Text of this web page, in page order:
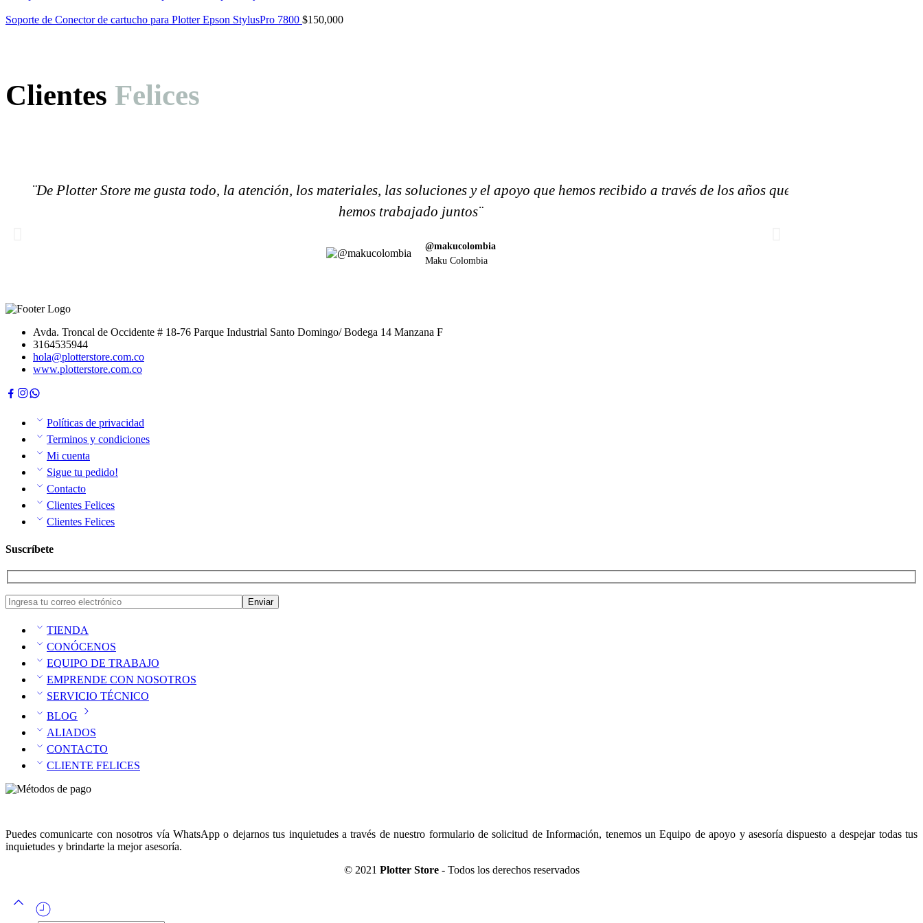
Soporte de Conector de cartucho para Plotter Epson StylusPro 7800 $150,000
Nuestros Aliados
Clientes Felices
¨De Plotter Store me gusta todo, la atención, los materiales, las soluciones y el apoyo que hemos recibido a través de los años que
hemos trabajado juntos¨
@makucolombia
Maku Colombia
Avda. Troncal de Occidente # 18-76 Parque Industrial Santo Domingo/ Bodega 14 Manzana F
3164535944
hola@plotterstore.com.co
www.plotterstore.com.co
Políticas de privacidad
Terminos y condiciones
Mi cuenta
Sigue tu pedido!
Contacto
Clientes Felices
Clientes Felices
Suscríbete
TIENDA
CONÓCENOS
EQUIPO DE TRABAJO
EMPRENDE CON NOSOTROS
SERVICIO TÉCNICO
BLOG
ALIADOS
CONTACTO
CLIENTE FELICES
Puedes comunicarte con nosotros vía WhatsApp o dejarnos tus inquietudes a través de nuestro formulario de solicitud de Información, tenemos un Equipo de apoyo y asesoría dispuesto a despejar todas tus
inquietudes y brindarte la mejor asesoría.
© 2021 Plotter Store- Todos los derechos reservados